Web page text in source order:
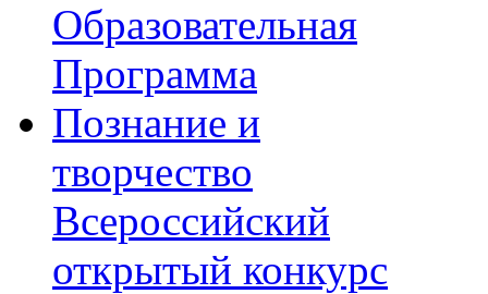
Образовательная
Программа
Познание и
творчество
Всероссийский
открытый конкурс